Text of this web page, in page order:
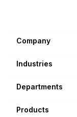
Company
Industries
Departments
Products